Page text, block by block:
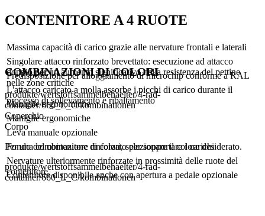
CONTENITORE A 4 RUOTE
Massima capacità di carico grazie alle nervature frontali e laterali
Singolare attacco rinforzato brevettato: esecuzione ad attacco
doppio per un aumento significativo della resistenza del pettine
nelle zone critiche
Predisposizione per alloggiamento di microchip conforme a RAL
L'attacco caricato a molla assorbe i picchi di carico durante il
processo di sollevamento e ribaltamento
Maniglie ergonomiche
Maniglie ergonomiche
Leva manuale opzionale
Fondo del contenitore rinforzato per sopportare i carichi
Nervature ulteriormente rinforzate in prossimità delle ruote del
contenitore
Contenitore disponibile anche con apertura a pedale opzionale
COMBINAZIONI DI COLORI
produkte/wertstoffsammelbehaelter/4-rad-
container/660_L_C/kombinationen
Coperchio
Corpo
Per una combinazione di colori, selezionare il colore desiderato.
produkte/wertstoffsammelbehaelter/4-rad-
container/660_L_C/kombinationen